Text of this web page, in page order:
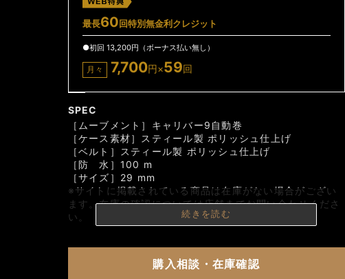
最長60回特別無金利クレジット
●初回 13,200円（ボーナス払い無し）
月々 7,700円×59回
SPEC
続きを読む
［ムーブメント］キャリバー9自動巻
［ケース素材］スティール製 ポリッシュ仕上げ
［ベルト］スティール製 ポリッシュ仕上げ
［防 水］100 m
［サイズ］29 mm
※サイトに掲載されている商品は在庫がない場合がござい
ます。在庫の確認については店舗までお問い合わせくださ
い。
購入相談・在庫確認